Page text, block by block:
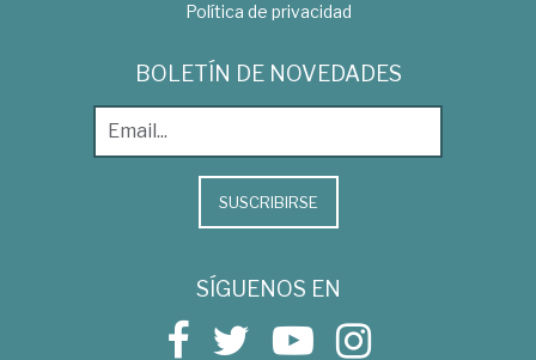
Política de privacidad
BOLETÍN DE NOVEDADES
SUSCRIBIRSE
SÍGUENOS EN